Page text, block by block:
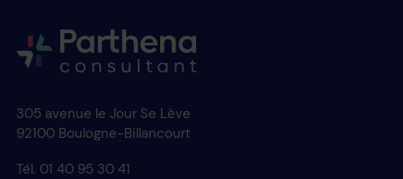
305 avenue le Jour Se Lève
92100 Boulogne-Billancourt
Tél. 01 40 95 30 41